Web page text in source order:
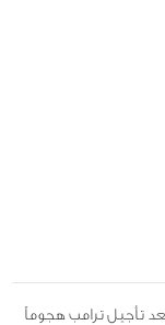
تأجيل ترامب هجوماً